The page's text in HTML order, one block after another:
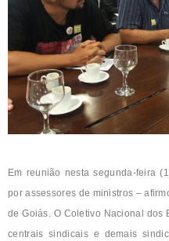
Em reunião nesta segunda-feira
por assessores de ministros –
de Goiás. O Coletivo Nacional dos
centrais sindicais e demais